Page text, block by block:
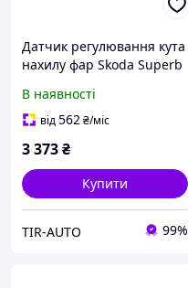
Датчик регулювання кута
нахилу фар Skoda Superb
В наявності
від562₴/міс
3 373₴
Купити
TIR-AUTO 99%